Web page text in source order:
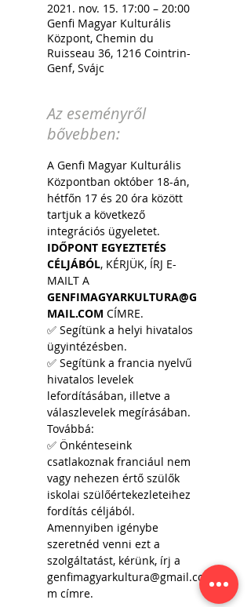
2021. nov. 15. 17:00 – 20:00
Genfi Magyar Kulturális
Központ, Chemin du
Ruisseau 36, 1216 Cointrin-
Genf, Svájc
Az eseményről
bővebben:
A Genfi Magyar Kulturális
Központban október 18-án,
hétfőn 17 és 20 óra között
tartjuk a következő
integrációs ügyeletet.
IDŐPONT EGYEZTETÉS
CÉLJÁBÓL, KÉRJÜK, ÍRJ E-
MAILT A
GENFIMAGYARKULTURA@G
MAIL.COM CÍMRE.
✅ Segítünk a helyi hivatalos
ügyintézésben.
✅ Segítünk a francia nyelvű
hivatalos levelek
lefordításában, illetve a
válaszlevelek megírásában.
Továbbá:
✅ Önkénteseink
csatlakoznak franciául nem
vagy nehezen értő szülők
iskolai szülőértekezleteihez
fordítás céljából.
Amennyiben igénybe
szeretnéd venni ezt a
szolgáltatást, kérünk, írj a
genfimagyarkultura@gmail.co
m címre.